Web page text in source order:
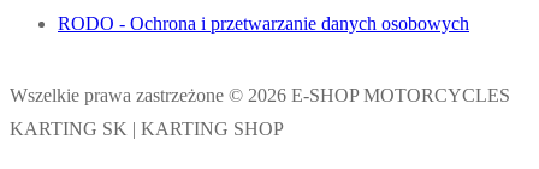
RODO - Ochrona i przetwarzanie danych osobowych
Wszelkie prawa zastrzeżone © 2026 E-SHOP MOTORCYCLES
KARTING SK | KARTING SHOP